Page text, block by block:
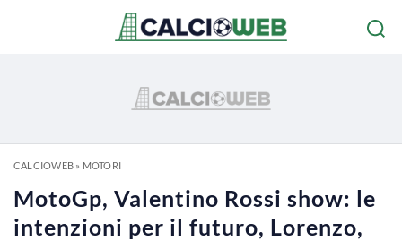
CALCIOWEB» MOTORI
MotoGp, Valentino Rossi show: le
intenzioni per il futuro, Lorenzo,